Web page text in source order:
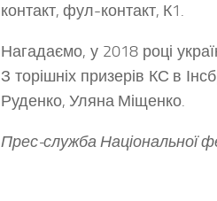
контакт, фул-контакт, К1.
Нагадаємо, у 2018 році
З торішніх призерів КС в
Руденко, Уляна Міщенко.
Прес-служба Національної